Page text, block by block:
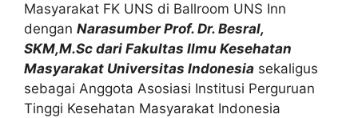
Masyarakat FK UNS di Ballroom UNS Inn
dengan Narasumber Prof. Dr. Besral,
SKM,M.Sc dari Fakultas Ilmu Kesehatan
Masyarakat Universitas Indonesia sekaligus
sebagai Anggota Asosiasi Institusi Perguruan
Tinggi Kesehatan Masyarakat Indonesia